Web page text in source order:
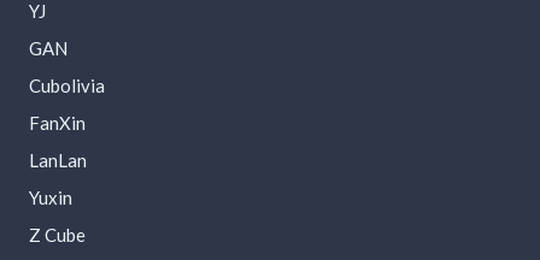
YJ
GAN
Cubolivia
FanXin
LanLan
Yuxin
Z Cube